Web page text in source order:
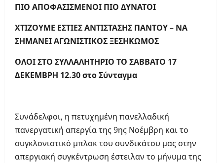
ΠΙΟ ΑΠΟΦΑΣΙΣΜΕΝΟΙ ΠΙΟ ΔΥΝΑΤΟΙ
ΧΤΙΖΟΥΜΕ ΕΣΤΙΕΣ ΑΝΤΙΣΤΑΣΗΣ ΠΑΝΤΟΥ – ΝΑ
ΣΗΜΑΝΕΙ ΑΓΩΝΙΣΤΙΚΟΣ ΞΕΣΗΚΩΜΟΣ
ΟΛΟΙ ΣΤΟ ΣΥΛΛΑΛΗΤΗΡΙΟ ΤΟ ΣΑΒΒΑΤΟ 17
ΔΕΚΕΜΒΡΗ 12.30 στο Σύνταγμα
Συνάδελφοι, η πετυχημένη πανελλαδική
πανεργατική απεργία της 9ης Νοέμβρη και το
συγκλονιστικό μπλοκ του συνδικάτου μας στην
απεργιακή συγκέντρωση έστειλαν το μήνυμα της